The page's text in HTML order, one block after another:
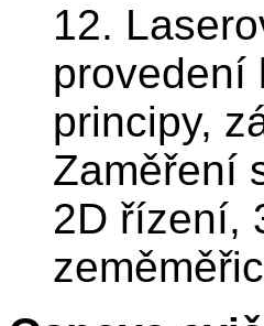
12.
provedení
principy,
Zaměření
2D řízení,